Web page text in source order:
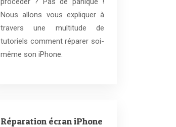
Nous allons vous expliquer à
travers une multitude de
tutoriels comment réparer soi-
même son iPhone.
Réparation écran iPhone